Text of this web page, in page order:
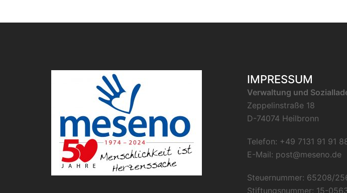
IMPRESSUM
Verwaltung und
Zeppelinstraße 18
D-74074 Heilbronn
Telefon: +49 7131 91 91
E-Mail: post@meseno.de
Steuernummer: 65208/
Stiftungsnummer: 15-